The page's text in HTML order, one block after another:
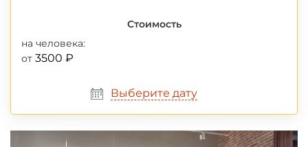
Стоимость
на человека:
от 3500 ₽
Выберите дату